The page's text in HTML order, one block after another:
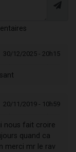
30/12/2025 - 20h15
20/11/2019 - 10h59
nous fait croire
quand ca
merci mr le rav